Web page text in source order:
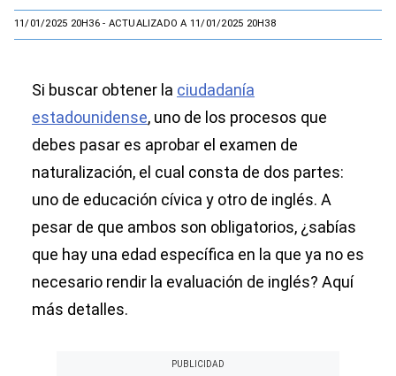
11/01/2025 20H36- ACTUALIZADO A 11/01/2025 20H38
Si buscar obtener la ciudadanía
estadounidense, uno de los procesos que
debes pasar es aprobar el examen de
naturalización, el cual consta de dos partes:
uno de educación cívica y otro de inglés. A
pesar de que ambos son obligatorios, ¿sabías
que hay una edad específica en la que ya no es
necesario rendir la evaluación de inglés? Aquí
más detalles.